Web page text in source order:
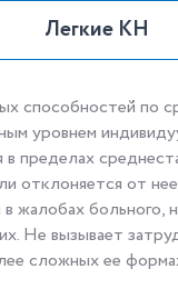
Легкие КН
способностей по
уровнем
пределах
отклоняется от
жалобах больного,
Не вызывает
сложных ее